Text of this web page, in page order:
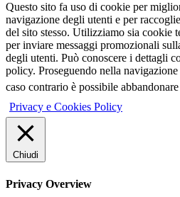
Questo sito fa uso di cookie per
navigazione degli utenti e per
del sito stesso. Utilizziamo sia cookie
per inviare messaggi promozionali
degli utenti. Può conoscere i dettagli
policy. Proseguendo nella
caso contrario è possibile
Privacy e Cookies Policy
Chiudi
Privacy Overview